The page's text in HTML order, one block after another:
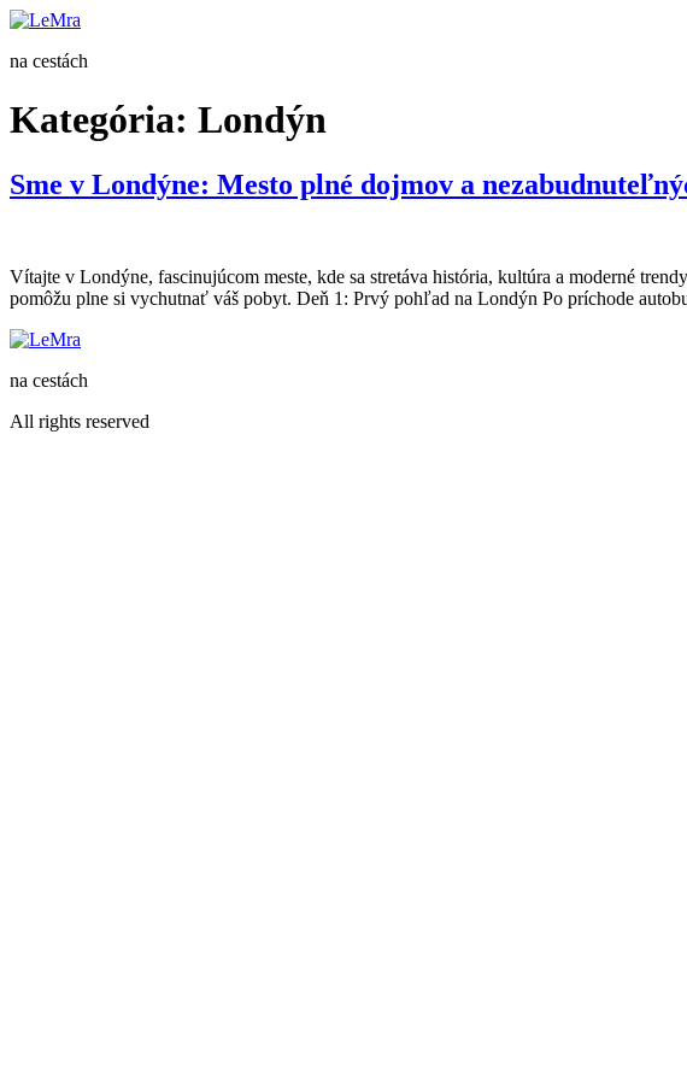
na cestách
Kategória: Londýn
Sme v Londýne: Mesto plné dojmov a
Vítajte v Londýne, fascinujúcom meste, kde sa stretáva história, kultúra a moderné
pomôžu plne si vychutnať váš pobyt. Deň 1: Prvý pohľad na Londýn Po príchode
na cestách
All rights reserved